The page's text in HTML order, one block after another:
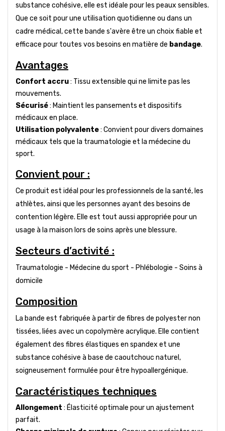
substance cohésive, elle est idéale pour les peaux sensibles.
Que ce soit pour une utilisation quotidienne ou dans un
cadre médical, cette bande s'avère être un choix fiable et
efficace pour toutes vos besoins en matière de bandage.
Avantages
Confort accru: Tissu extensible qui ne limite pas les
mouvements.
Sécurisé: Maintient les pansements et dispositifs
médicaux en place.
Utilisation polyvalente: Convient pour divers domaines
médicaux tels que la traumatologie et la médecine du
sport.
Convient pour :
Ce produit est idéal pour les professionnels de la santé, les
athlètes, ainsi que les personnes ayant des besoins de
contention légère. Elle est tout aussi appropriée pour un
usage à la maison lors de soins après une blessure.
Secteurs d’activité :
Traumatologie - Médecine du sport - Phlébologie - Soins à
domicile
Composition
La bande est fabriquée à partir de fibres de polyester non
tissées, liées avec un copolymère acrylique. Elle contient
également des fibres élastiques en spandex et une
substance cohésive à base de caoutchouc naturel,
soigneusement formulée pour être hypoallergénique.
Caractéristiques techniques
Allongement : Élasticité optimale pour un ajustement
parfait.